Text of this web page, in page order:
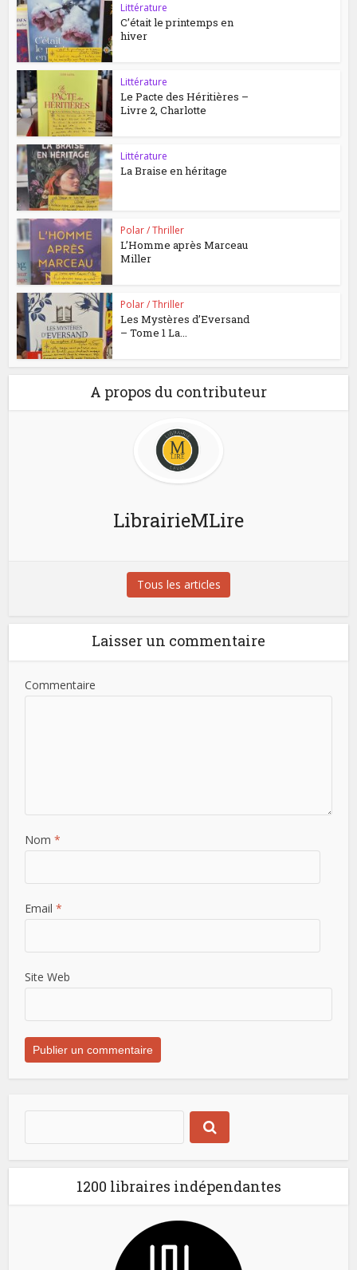
Littérature
C’était le printemps en
hiver
Littérature
Le Pacte des Héritières –
Livre 2, Charlotte
Littérature
La Braise en héritage
Polar / Thriller
L’Homme après Marceau
Miller
Polar / Thriller
Les Mystères d’Eversand
– Tome 1 La...
A propos du contributeur
LibrairieMLire
Tous les articles
Laisser un commentaire
Commentaire
Nom *
Email *
Site Web
1200 libraires indépendantes